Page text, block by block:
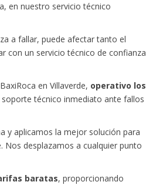
en nuestro servicio técnico
a fallar, puede afectar tanto el
con un servicio técnico de confianza
en Villaverde, operativo los
técnico inmediato ante fallos
y aplicamos la mejor solución para
desplazamos a cualquier punto
baratas, proporcionando